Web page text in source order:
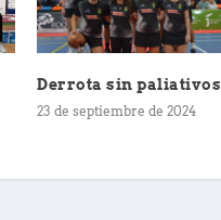
Derrota sin paliativos
23 de septiembre de 2024